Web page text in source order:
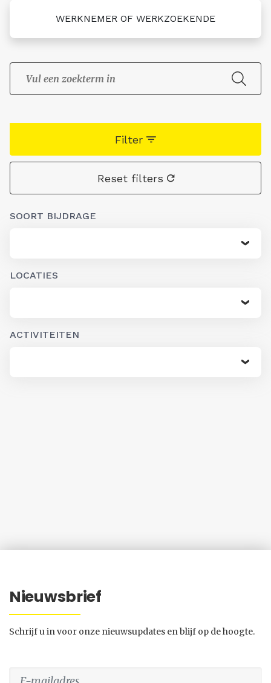
WERKNEMER OF WERKZOEKENDE
Filter
Reset filters
SOORT BIJDRAGE
LOCATIES
ACTIVITEITEN
Nieuwsbrief
Schrijf u in voor onze nieuwsupdates en blijf op de hoogte.